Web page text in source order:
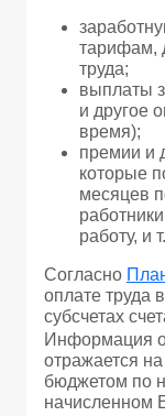
тарифам,
труда;
выплаты
и другое
время);
премии и
которые
месяцев
работу, и
Согласно
оплате труда
субсчетах
Информация
отражается
бюджетом по
начисленном